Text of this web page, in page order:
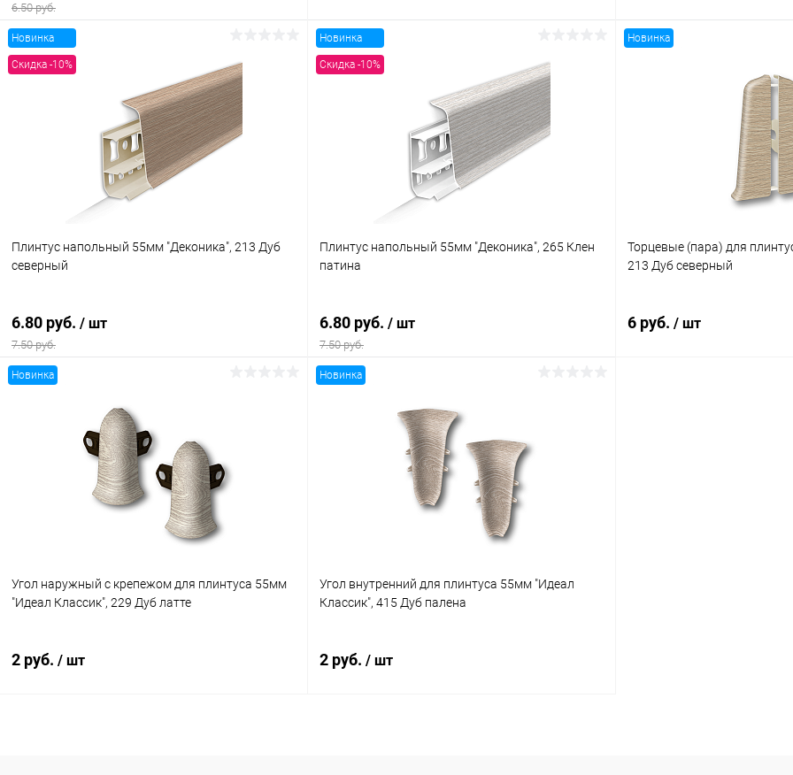
6.50 руб.
Сравнение
В наличии
Сравнение
В наличии
Новинка
Скидка -10%
Плинтус напольный 55мм "Деконика", 213 Дуб
северный
6.80 руб. / шт
7.50 руб.
Купить в 1 клик Сравнение
В наличии
Новинка
Скидка -10%
Плинтус напольный 55мм "Деконика", 265 Клен
патина
6.80 руб. / шт
7.50 руб.
Купить в 1 клик Сравнение
В наличии
Новинка
Торцевые (пара) для
213 Дуб северный
6 руб. / шт
Новинка
Угол наружный с крепежом для плинтуса 55мм
"Идеал Классик", 229 Дуб латте
2 руб. / шт
Новинка
Угол внутренний для плинтуса 55мм "Идеал
Классик", 415 Дуб палена
2 руб. / шт